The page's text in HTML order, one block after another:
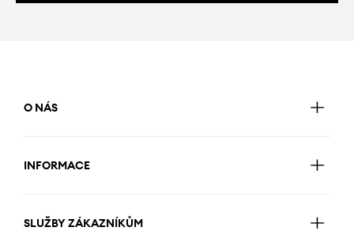
O NÁS
INFORMACE
SLUŽBY ZÁKAZNÍKŮM